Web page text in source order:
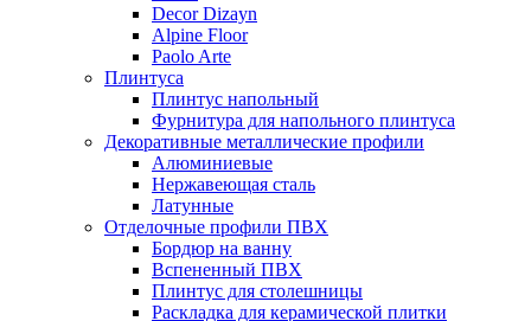
Decor Dizayn
Alpine Floor
Paolo Arte
Плинтуса
Плинтус напольный
Фурнитура для напольного плинтуса
Декоративные металлические профили
Алюминиевые
Нержавеющая сталь
Латунные
Отделочные профили ПВХ
Бордюр на ванну
Вспененный ПВХ
Плинтус для столешницы
Раскладка для керамической плитки